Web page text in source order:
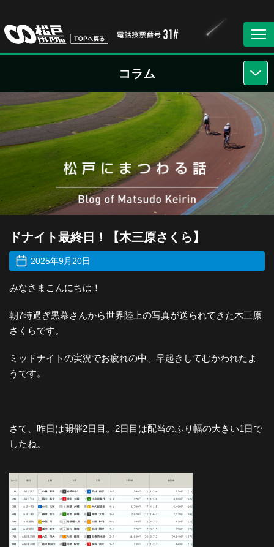
コラム
ドナイト最終日！【木三原さくら】
2025年9月20日
みなさまこんにちは！
朝7時過ぎ黒幕さんから世界陸上の写真が送られてきた木三原
さくらです。
ミッドナイトの実況でお疲れの中、早起きしてむかわれたよ
うです。
さて、昨日は開催2日目。2日目は配当のふり幅の大きい1日で
したね。